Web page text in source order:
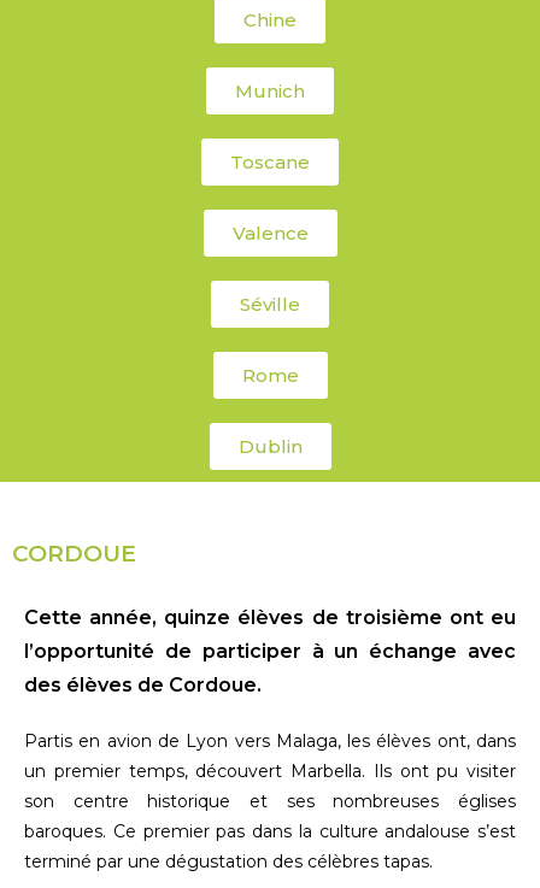
Chine
Munich
Toscane
Valence
Séville
Rome
Dublin
CORDOUE
Cette année, quinze élèves de troisième ont eu
l’opportunité de participer à un échange avec
des élèves de Cordoue.
Partis en avion de Lyon vers Malaga, les élèves ont, dans
un premier temps, découvert Marbella. Ils ont pu visiter
son centre historique et ses nombreuses églises
baroques. Ce premier pas dans la culture andalouse s’est
terminé par une dégustation des célèbres tapas.